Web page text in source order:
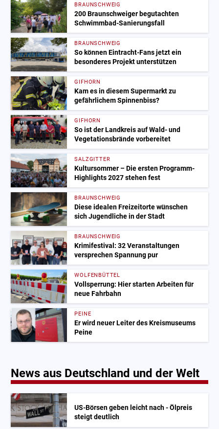
BRAUNSCHWEIG
200 Braunschweiger begutachten
Schwimmbad-Sanierungsfall
BRAUNSCHWEIG
So können Eintracht-Fans jetzt ein
besonderes Projekt unterstützen
GIFHORN
Kam es in diesem Supermarkt zu
gefährlichem Spinnenbiss?
GIFHORN
So ist der Landkreis auf Wald- und
Vegetationsbrände vorbereitet
SALZGITTER
Kultursommer – Die ersten Programm-
Highlights 2027 stehen fest
BRAUNSCHWEIG
Diese idealen Freizeitorte wünschen
sich Jugendliche in der Stadt
BRAUNSCHWEIG
Krimifestival: 32 Veranstaltungen
versprechen Spannung pur
WOLFENBÜTTEL
Vollsperrung: Hier starten Arbeiten für
neue Fahrbahn
PEINE
Er wird neuer Leiter des Kreismuseums
Peine
News aus Deutschland und der Welt
US-Börsen geben leicht nach - Ölpreis
steigt deutlich